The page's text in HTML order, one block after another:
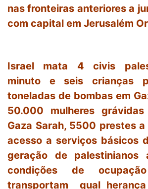
nas fronteiras anteriores a
com capital em Jerusalém
Israel mata 4 civis
minuto e seis crianças
toneladas de bombas em
50.000 mulheres
Gaza Sarah, 5500 prestes
acesso a serviços básicos
geração de palestinianos
condições de
transportam qual